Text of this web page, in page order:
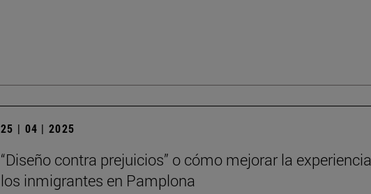
25 | 04 | 2025
“Diseño contra prejuicios” o cómo mejorar la
los inmigrantes en Pamplona